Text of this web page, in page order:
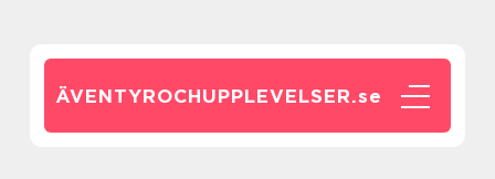
ÄVENTYROCHUPPLEVELSER.se